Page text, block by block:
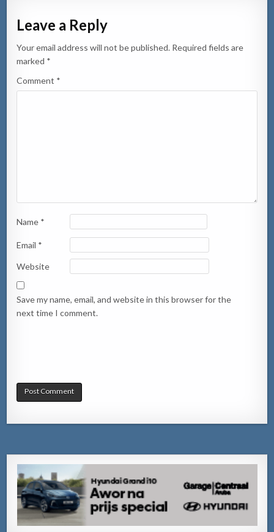
Leave a Reply
Your email address will not be published. Required fields are
marked *
Comment *
Name *
Email *
Website
Save my name, email, and website in this browser for the
next time I comment.